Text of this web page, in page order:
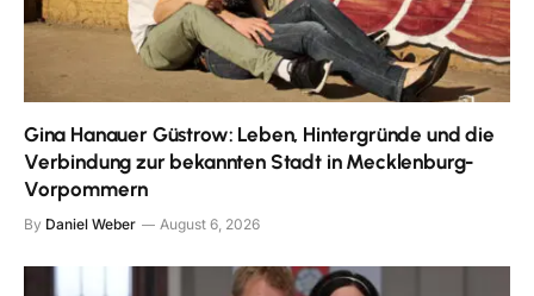
Gina Hanauer Güstrow: Leben, Hintergründe und die
Verbindung zur bekannten Stadt in Mecklenburg-
Vorpommern
By Daniel Weber August 6, 2026